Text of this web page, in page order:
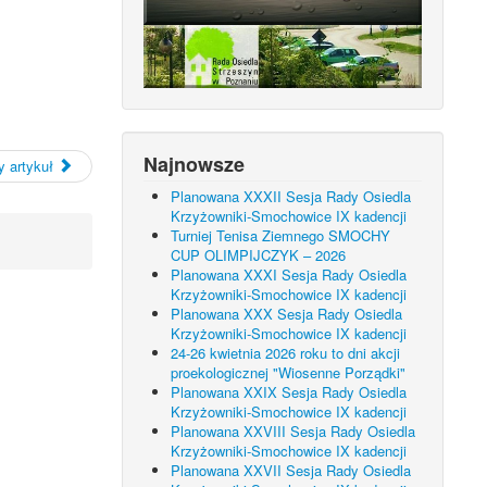
artykuł Najnowsze
Planowana XXXII Sesja Rady Osiedla
Krzyżowniki-Smochowice IX kadencji
Turniej Tenisa Ziemnego SMOCHY
CUP OLIMPIJCZYK – 2026
Planowana XXXI Sesja Rady Osiedla
Krzyżowniki-Smochowice IX kadencji
Planowana XXX Sesja Rady Osiedla
Krzyżowniki-Smochowice IX kadencji
24-26 kwietnia 2026 roku to dni akcji
proekologicznej "Wiosenne Porządki"
Planowana XXIX Sesja Rady Osiedla
Krzyżowniki-Smochowice IX kadencji
Planowana XXVIII Sesja Rady Osiedla
Krzyżowniki-Smochowice IX kadencji
Planowana XXVII Sesja Rady Osiedla